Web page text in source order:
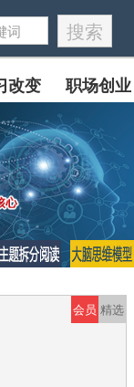
改变 职场创业
精选
会员